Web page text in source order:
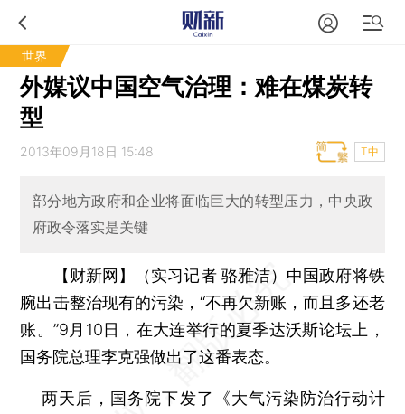
世界
外媒议中国空气治理：难在煤炭转
型
2013年09月18日 15:48 T中
部分地方政府和企业将面临巨大的转型压力，中央政
府政令落实是关键
【财新网】（实习记者 骆雅洁） 中国政府将铁
腕出击整治现有的污染，“不再欠新账，而且多还老
账。”9月10日，在大连举行的夏季达沃斯论坛上，
国务院总理李克强做出了这番表态。
两天后，国务院下发了《大气污染防治行动计